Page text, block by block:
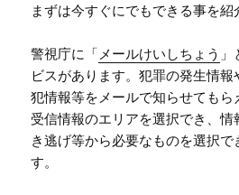
まずは今すぐにでもできる事を紹
警視庁に「メールけいしちょう
ビスがあります。犯罪の発生情
犯情報等をメールで知らせても
受信情報のエリアを選択でき、
き逃げ等から必要なものを選択で
す。